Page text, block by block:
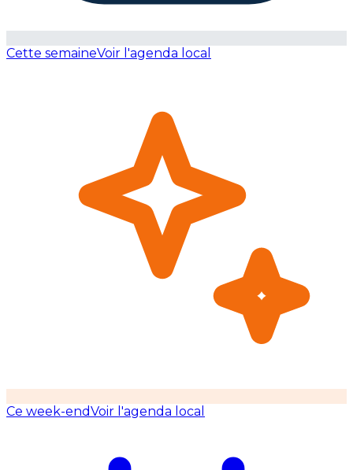
Cette semaineVoir l'agenda local
Ce week-endVoir l'agenda local